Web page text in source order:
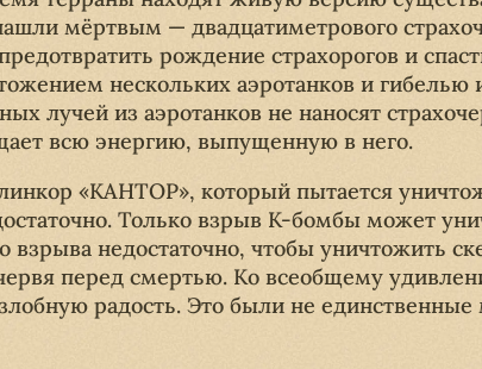
мёртвым — двадцатиметрового
рождение страхорогов и
нескольких аэротанков и гибелью
лучей из аэротанков не наносят
всю энергию, выпущенную в него.
«КАНТОР», который пытается
Только взрыв К-бомбы может
взрыва недостаточно, чтобы уничтожить
перед смертью. Ко всеобщему
радость. Это были не единственные